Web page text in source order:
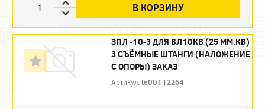
В КОРЗИНУ
ЗПЛ -10-3 ДЛЯ ВЛ10КВ (25 ММ.КВ)
3 СЪЁМНЫЕ ШТАНГИ (НАЛОЖЕНИЕ
С ОПОРЫ) ЗАКАЗ
Артикул:te00112264